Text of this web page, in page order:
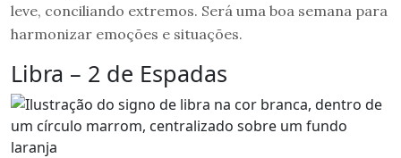
leve, conciliando extremos. Será uma boa semana para
harmonizar emoções e situações.
Libra – 2 de Espadas